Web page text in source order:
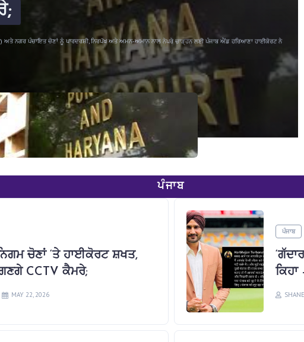
ਅਤੇ ਨਗਰ ਪੰਚਾਇਤ ਚੋਣਾਂ ਨੂੰ ਪਾਰਦਰਸ਼ੀ, ਨਿਰਪੱਖ ਅਤੇ ਅਮਨ-ਅਮਾਨ ਨਾਲ ਨੇਪਰੇ ਚਾੜ੍ਹਨ ਲਈ ਪੰਜਾਬ ਐਂਡ ਹਰਿਆਣਾ ਹਾਈਕੋਰਟ ਨੇ
ਪੰਜਾਬ
ਚੋਣਾਂ ‘ਤੇ ਹਾਈਕੋਰਟ ਸ਼ਖਤ,
CCTV ਕੈਮਰੇ;
MAY 22, 2026
ਪੰਜਾਬ